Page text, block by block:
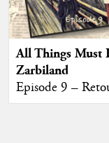
All Things Must
Zarbiland
Episode 9 –